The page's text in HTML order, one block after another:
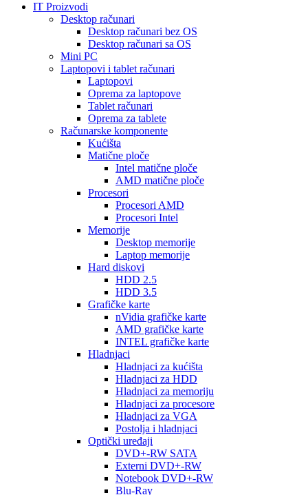
IT Proizvodi
Desktop računari
Desktop računari bez OS
Desktop računari sa OS
Mini PC
Laptopovi i tablet računari
Laptopovi
Oprema za laptopove
Tablet računari
Oprema za tablete
Računarske komponente
Kućišta
Matične ploče
Intel matične ploče
AMD matične ploče
Procesori
Procesori AMD
Procesori Intel
Memorije
Desktop memorije
Laptop memorije
Hard diskovi
HDD 2.5
HDD 3.5
Grafičke karte
nVidia grafičke karte
AMD grafičke karte
INTEL grafičke karte
Hladnjaci
Hladnjaci za kućišta
Hladnjaci za HDD
Hladnjaci za memoriju
Hladnjaci za procesore
Hladnjaci za VGA
Postolja i hladnjaci
Optički uređaji
DVD+-RW SATA
Externi DVD+-RW
Notebook DVD+-RW
Blu-Ray